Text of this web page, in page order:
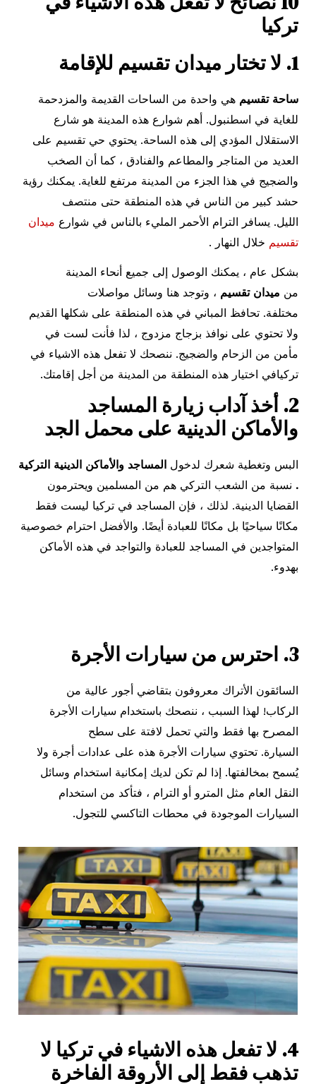
تركيا
1. لا تختار ميدان تقسيم للإقامة
ساحة تقسيم هي واحدة من الساحات القديمة والمزدحمة
للغاية في اسطنبول. أهم شوارع هذه المدينة هو شارع
الاستقلال المؤدي إلى هذه الساحة. يحتوي حي تقسيم على
العديد من المتاجر والمطاعم والفنادق ، كما أن الصخب
والضجيج في هذا الجزء من المدينة مرتفع للغاية. يمكنك رؤية
حشد كبير من الناس في هذه المنطقة حتى منتصف
الليل. يسافر الترام الأحمر المليء بالناس في شوارع ميدان
تقسيم خلال النهار .
بشكل عام ، يمكنك الوصول إلى جميع أنحاء المدينة
من ميدان تقسيم ، وتوجد هنا وسائل مواصلات
مختلفة. تحافظ المباني في هذه المنطقة على شكلها القديم
ولا تحتوي على نوافذ بزجاج مزدوج ، لذا فأنت لست في
مأمن من الزحام والضجيج. ننصحك لا تفعل هذه الاشياء في
تركيافي اختيار هذه المنطقة من المدينة من أجل إقامتك.
2. أخذ آداب زيارة المساجد
والأماكن الدينية على محمل الجد
البس وتغطية شعرك لدخول المساجد والأماكن الدينية التركية
. نسبة من الشعب التركي هم من المسلمين ويحترمون
القضايا الدينية. لذلك ، فإن المساجد في تركيا ليست فقط
مكانًا سياحيًا بل مكانًا للعبادة أيضًا. والأفضل احترام خصوصية
المتواجدين في المساجد للعبادة والتواجد في هذه الأماكن
بهدوء.
3. احترس من سيارات الأجرة
السائقون الأتراك معروفون بتقاضي أجور عالية من
الركاب! لهذا السبب ، ننصحك باستخدام سيارات الأجرة
المصرح بها فقط والتي تحمل لافتة على سطح
السيارة. تحتوي سيارات الأجرة هذه على عدادات أجرة ولا
يُسمح بمخالفتها. إذا لم تكن لديك إمكانية استخدام وسائل
النقل العام مثل المترو أو الترام ، فتأكد من استخدام
السيارات الموجودة في محطات التاكسي للتجول.
4. لا تفعل هذه الاشياء في تركيا لا
تذهب فقط إلى الأروقة الفاخرة